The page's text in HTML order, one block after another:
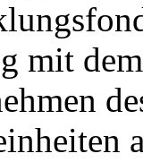
mit